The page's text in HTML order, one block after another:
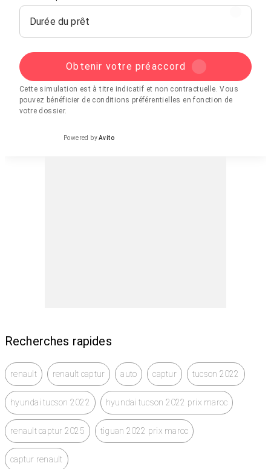
Durée du prêt
Obtenir votre préaccord
Cette simulation est à titre indicatif et non contractuelle. Vous
pouvez bénéficier de conditions préférentielles en fonction de
votre dossier.
Powered byAvito
Recherches rapides
renault renault captur auto captur tucson 2022
hyundai tucson 2022 hyundai tucson 2022 prix maroc
renault captur 2025 tiguan 2022 prix maroc
captur renault